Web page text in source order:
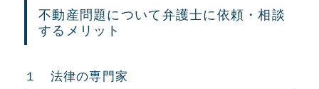
不動産問題について弁護士に依頼・相談
するメリット
１ 法律の専門家